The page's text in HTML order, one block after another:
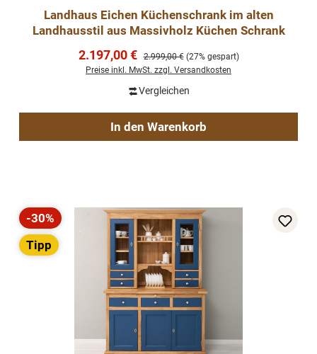
Landhaus Eichen Küchenschrank im alten
Landhausstil aus Massivholz Küchen Schrank
Verkaufspreis:
2.197,00 € Regulärer Preis:
2.999,00 € (27% gespart)
Preise inkl. MwSt. zzgl. Versandkosten
Vergleichen
In den Warenkorb
Rabatt
-30%
Tipp